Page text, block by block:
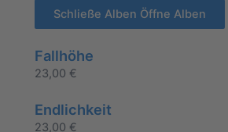
Schließe Alben Öffne Alben
Fallhöhe
23,00 €
Endlichkeit
23,00 €